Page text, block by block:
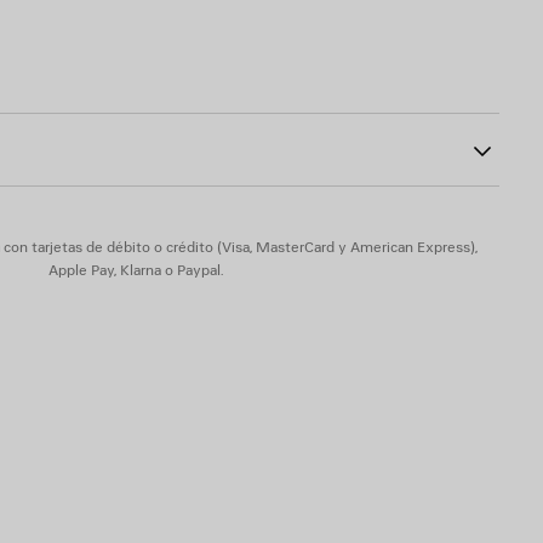
la plantilla
- Suela: piel de becerro - Plantilla: piel de cordero
con tarjetas de débito o crédito (Visa, MasterCard y American Express),
Apple Pay, Klarna o Paypal.